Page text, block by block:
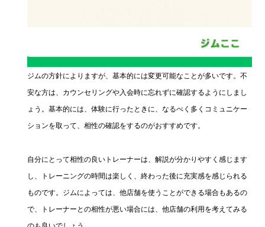
ジムの方針によりますが、基本的には変更可能なことが多いです。不
安な方は、カウンセリングや入会時に忘れずに確認するようにしまし
ょう。基本的には、体験に行ったときに、なるべく多くコミュニケー
ションを取って、相性の確認をするのがおすすめです。
自分にとって相性の良いトレーナーは、解説が分かりやすく感じます
し、トレーニングの時間は楽しく、終わった後に充実感を感じられる
ものです。ジムによっては、他店舗を使うことができる場合もあるの
で、トレーナーとの相性が悪い場合には、他店舗の利用を考えてみる